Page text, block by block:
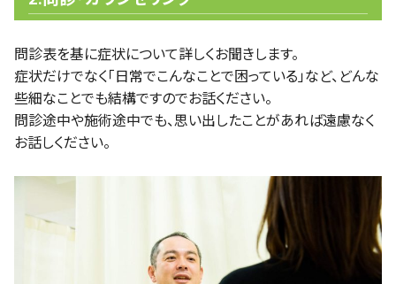
問診表を基に症状について詳しくお聞きします。
症状だけでなく「日常でこんなことで困っている」など、どんな
些細なことでも結構ですのでお話ください。
問診途中や施術途中でも、思い出したことがあれば遠慮なく
お話しください。